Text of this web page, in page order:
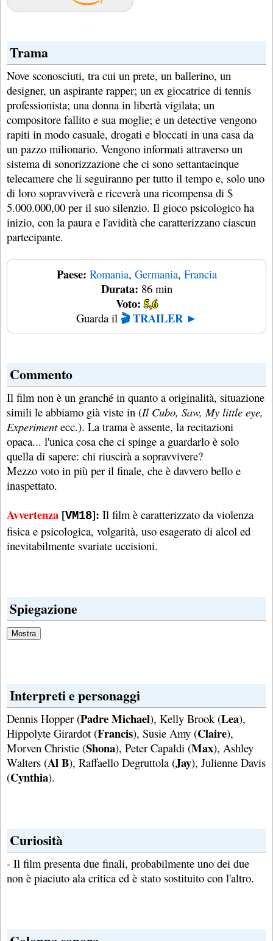
Trama
Nove sconosciuti, tra cui un prete, un ballerino, un
designer, un aspirante rapper; un ex giocatrice di tennis
professionista; una donna in libertà vigilata; un
compositore fallito e sua moglie; e un detective vengono
rapiti in modo casuale, drogati e bloccati in una casa da
un pazzo milionario. Vengono informati attraverso un
sistema di sonorizzazione che ci sono settantacinque
telecamere che li seguiranno per tutto il tempo e, solo uno
di loro sopravviverà e riceverà una ricompensa di $
5.000.000,00 per il suo silenzio. Il gioco psicologico ha
inizio, con la paura e l'avidità che caratterizzano ciascun
partecipante.
Paese: Romania, Germania, Francia
Durata: 86 min
Voto: 5,6
Guarda il 🎬 TRAILER ►
Commento
Il film non è un granché in quanto a originalità, situazione
simili le abbiamo già viste in (Il Cubo, Saw, My little eye,
Experimentecc.). La trama è assente, la recitazioni
opaca... l'unica cosa che ci spinge a guardarlo è solo
quella di sapere: chi riuscirà a sopravvivere?
Mezzo voto in più per il finale, che è davvero bello e
inaspettato.
Avvertenza [VM18]: Il film è caratterizzato da violenza
fisica e psicologica, volgarità, uso esagerato di alcol ed
inevitabilmente svariate uccisioni.
Spiegazione
Interpreti e personaggi
Dennis Hopper (Padre Michael), Kelly Brook (Lea),
Hippolyte Girardot (Francis), Susie Amy (Claire),
Morven Christie (Shona), Peter Capaldi (Max), Ashley
Walters (Al B), Raffaello Degruttola (Jay), Julienne Davis
(Cynthia).
Curiosità
- Il film presenta due finali, probabilmente uno dei due
non è piaciuto ala critica ed è stato sostituito con l'altro.